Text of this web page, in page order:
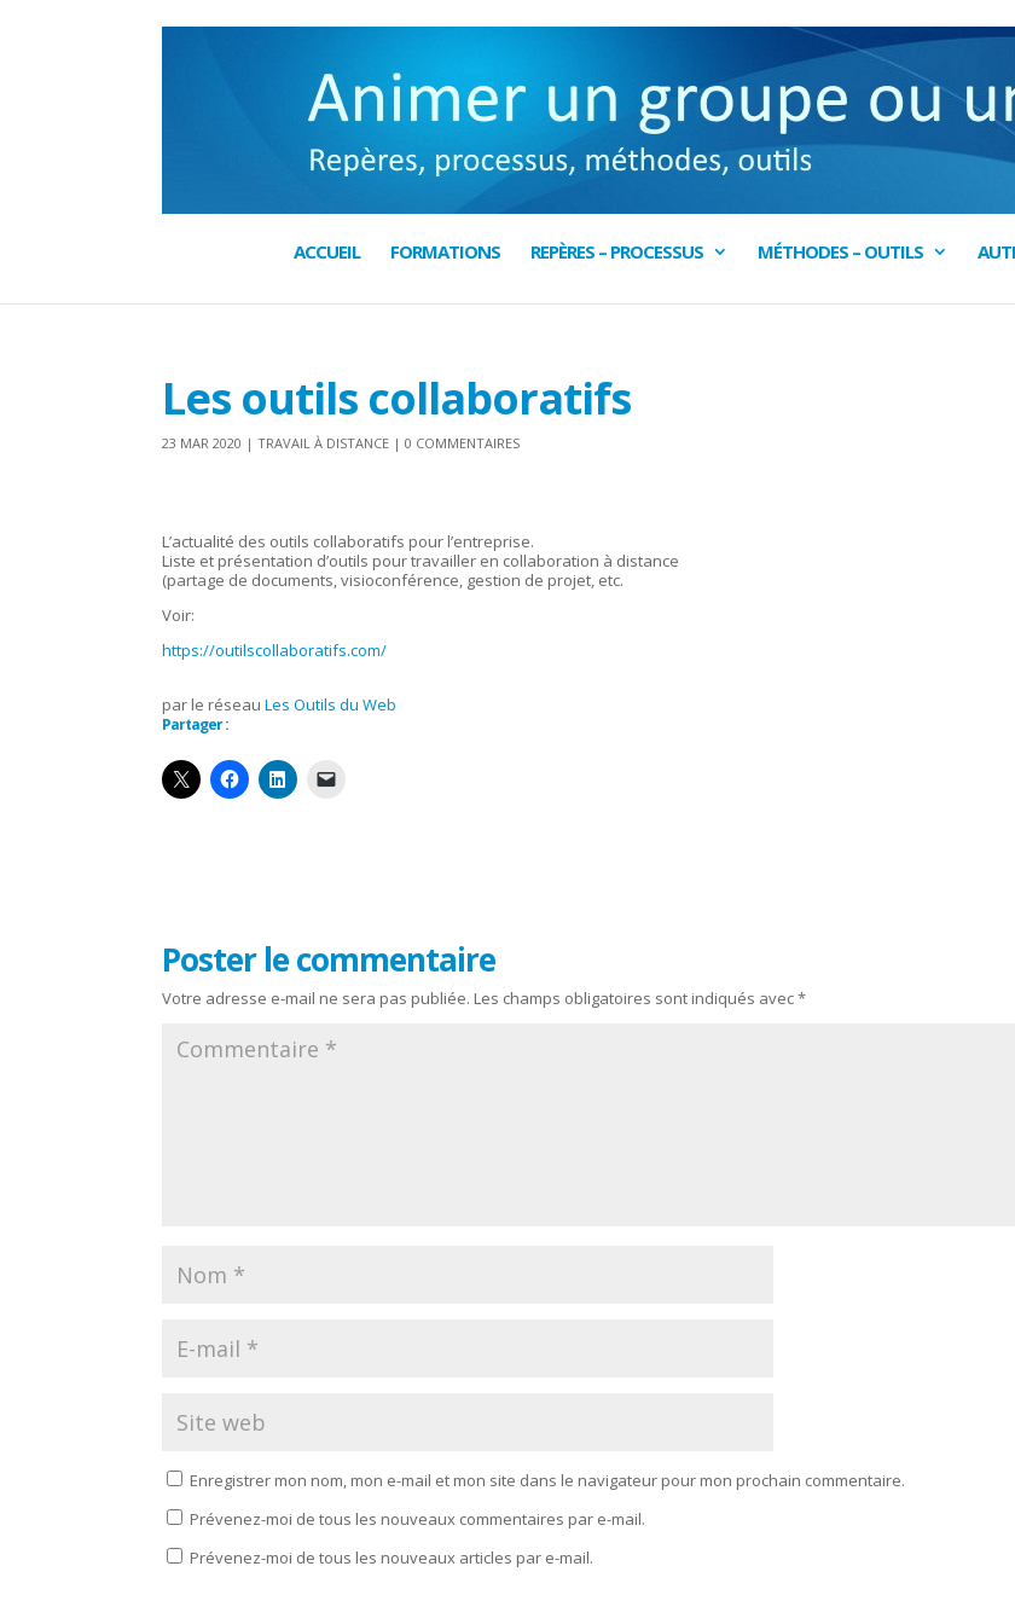
ACCUEIL FORMATIONS REPÈRES – PROCESSUS MÉTHODES – OUTILS
Les outils collaboratifs
23 MAR 2020 |TRAVAIL À DISTANCE |0 COMMENTAIRES
L’actualité des outils collaboratifs pour l’entreprise.
Liste et présentation d’outils pour travailler en collaboration à distance
(partage de documents, visioconférence, gestion de projet, etc.
Voir:
https://outilscollaboratifs.com/
par le réseauLes Outils du Web
Partager :
Poster le commentaire
Votre adresse e-mail ne sera pas publiée. Les champs obligatoires sont indiqués avec*
Enregistrer mon nom, mon e-mail et mon site dans le navigateur pour mon prochain commentaire.
Prévenez-moi de tous les nouveaux commentaires par e-mail.
Prévenez-moi de tous les nouveaux articles par e-mail.